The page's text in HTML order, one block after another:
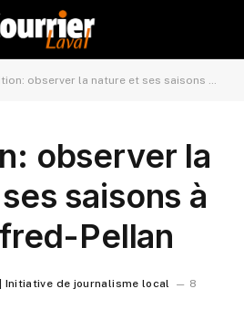
observer la nature et ses saisons à la salle Alfred-Pellan
observer la
saisons à
Pellan
Initiative de journalisme local
8